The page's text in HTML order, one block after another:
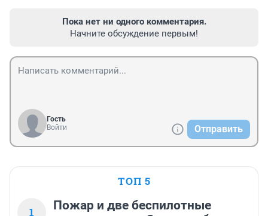
Пока нет ни одного комментария.
Начните обсуждение первым!
Гость
Войти
Отправить
ТОП 5
1
Пожар и две беспилотные